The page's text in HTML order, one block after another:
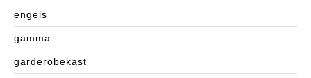
engels
gamma
garderobekast